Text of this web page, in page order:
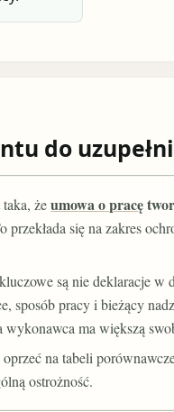
do
taka, żeumowa o pracę
przekłada się na zakres
są nie deklaracje w
sposób pracy i bieżący
ma większą
na tabeli
ostrożność.